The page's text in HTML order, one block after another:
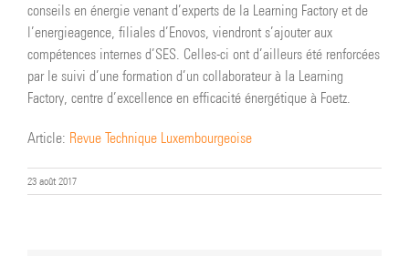
conseils en énergie venant d’experts de la Learning Factory et de
l’energieagence, filiales d’Enovos, viendront s’ajouter aux
compétences internes d’SES. Celles-ci ont d’ailleurs été renforcées
par le suivi d’une formation d’un collaborateur à la Learning
Factory, centre d’excellence en efficacité énergétique à Foetz.
Article: Revue Technique Luxembourgeoise
23 août 2017